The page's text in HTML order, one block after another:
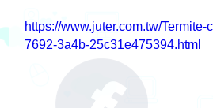
https://www.juter.com.tw/
7692-3a4b-25c31e475394.html